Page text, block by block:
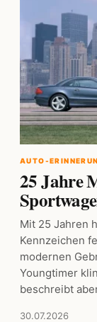
AUTO-
25 Jahre
Mit 25 Jahren
Kennzeichen
modernen
Youngtimer
beschreibt
30.07.2026